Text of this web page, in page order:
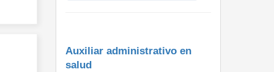
Auxiliar administrativo en
salud